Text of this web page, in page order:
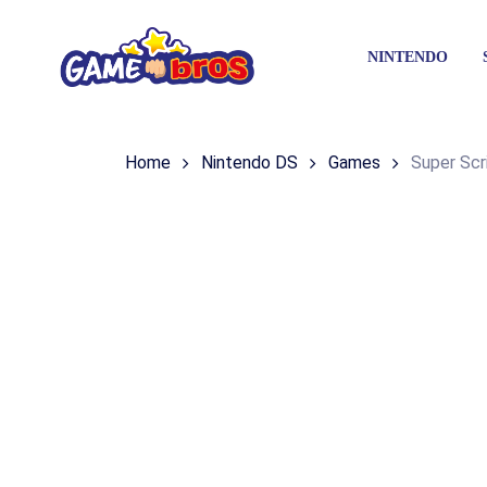
NINTENDO
Home Nintendo DS Games Super